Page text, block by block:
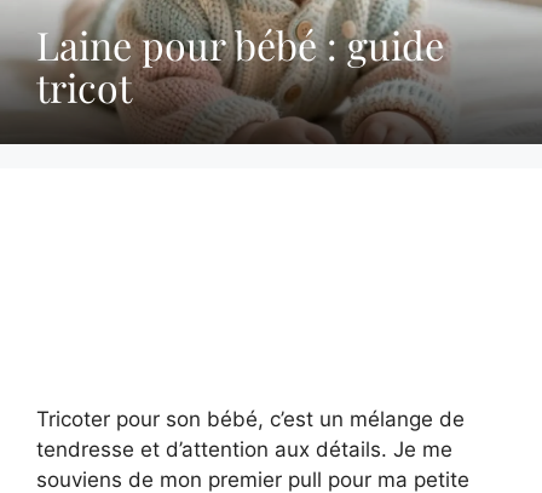
Laine pour bébé : guide
tricot
Tricoter pour son bébé, c’est un mélange de
tendresse et d’attention aux détails. Je me
souviens de mon premier pull pour ma petite